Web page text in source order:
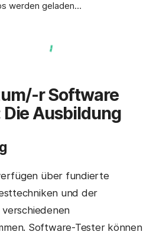
werden geladen…
rSoftware
Die Ausbildung
über fundierte
und der
Software-Tester können